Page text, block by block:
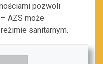
pozwoli
AZS może
sanitarnym.